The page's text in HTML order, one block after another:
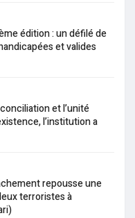
édition : un défilé de
et valides
et l’unité
l’institution a
repousse une
terroristes à